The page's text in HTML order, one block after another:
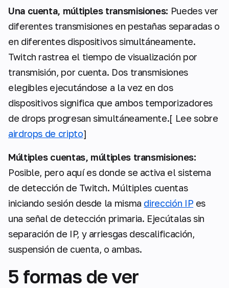
Una cuenta, múltiples transmisiones: Puedes ver
diferentes transmisiones en pestañas separadas o
en diferentes dispositivos simultáneamente.
Twitch rastrea el tiempo de visualización por
transmisión, por cuenta. Dos transmisiones
elegibles ejecutándose a la vez en dos
dispositivos significa que ambos temporizadores
de drops progresan simultáneamente.[ Lee sobre
airdrops de cripto]
Múltiples cuentas, múltiples transmisiones:
Posible, pero aquí es donde se activa el sistema
de detección de Twitch. Múltiples cuentas
iniciando sesión desde la misma dirección IP es
una señal de detección primaria. Ejecútalas sin
separación de IP, y arriesgas descalificación,
suspensión de cuenta, o ambas.
5 formas de ver